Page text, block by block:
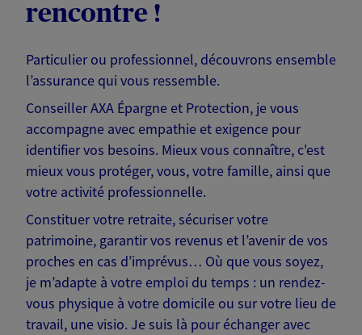
rencontre !
Particulier ou professionnel, découvrons ensemble
l’assurance qui vous ressemble.
Conseiller AXA Épargne et Protection, je vous
accompagne avec empathie et exigence pour
identifier vos besoins. Mieux vous connaître, c'est
mieux vous protéger, vous, votre famille, ainsi que
votre activité professionnelle.
Constituer votre retraite, sécuriser votre
patrimoine, garantir vos revenus et l’avenir de vos
proches en cas d’imprévus… Où que vous soyez,
je m’adapte à votre emploi du temps : un rendez-
vous physique à votre domicile ou sur votre lieu de
travail, une visio. Je suis là pour échanger avec